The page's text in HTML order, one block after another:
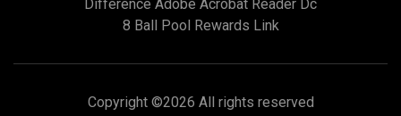
Difference Adobe Acrobat Reader Dc
8 Ball Pool Rewards Link
Copyright ©2026 All rights reserved